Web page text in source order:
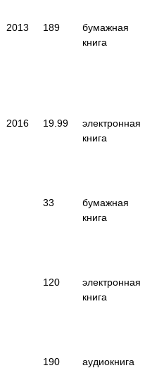
2013 189
бумажная
книга
2016 19.99
электронная
книга
33
бумажная
книга
120
электронная
книга
190 аудиокнига